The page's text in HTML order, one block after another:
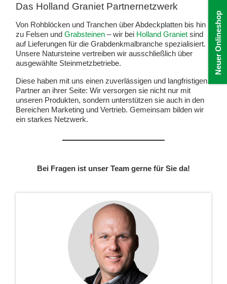
Neuer Onlineshop
Das Holland Graniet Partnernetzwerk
Von Rohblöcken und Tranchen über Abdeckplatten bis hin
zu Felsen und Grabsteinen – wir bei Holland Graniet sind
auf Lieferungen für die Grabdenkmalbranche spezialisiert.
Unsere Natursteine vertreiben wir ausschließlich über
ausgewählte Steinmetzbetriebe.
Diese haben mit uns einen zuverlässigen und langfristigen
Partner an ihrer Seite: Wir versorgen sie nicht nur mit
unseren Produkten, sondern unterstützen sie auch in den
Bereichen Marketing und Vertrieb. Gemeinsam bilden wir
ein starkes Netzwerk.
Bei Fragen ist unser Team gerne für Sie da!